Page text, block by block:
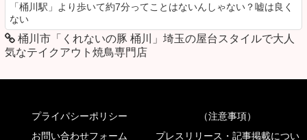
「桶川駅」より歩いて約7分ってことはないんしゃない？嘘は良く
ない
桶川市「くれないの豚 桶川」埼玉の屋台スタイルで大人
気なテイクアウト焼鳥専門店
プライパシーポリシー
（注意事項）
お問い合わせフォーム
プレスリリース・記事掲載につい